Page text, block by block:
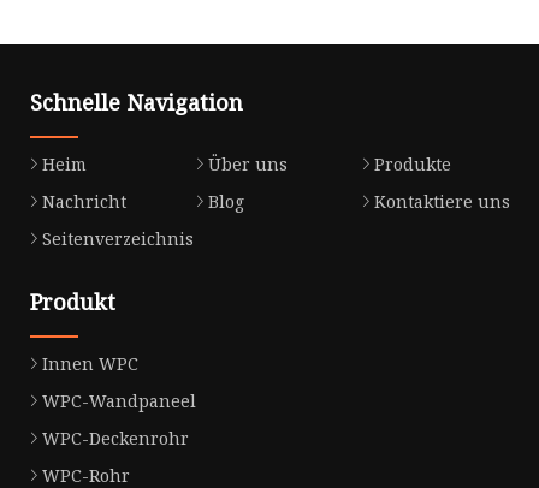
Schnelle Navigation
Heim Über uns
Produkte
Nachricht
Blog
Kontaktiere uns
Seitenverzeichnis
Produkt
Innen WPC
WPC-Wandpaneel
WPC-Deckenrohr
WPC-Rohr